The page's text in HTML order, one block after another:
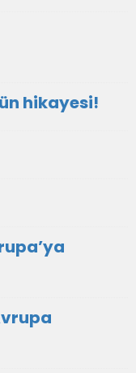
hikayesi!